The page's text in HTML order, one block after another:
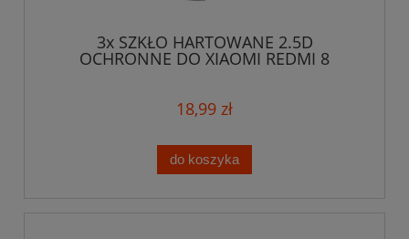
3x SZKŁO HARTOWANE 2.5D
OCHRONNE DO XIAOMI REDMI 8
18,99 zł
do koszyka